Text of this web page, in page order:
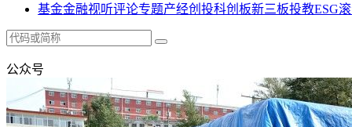
基金金融视听评论专题产经创投科创板新三板投教ESG
公众号